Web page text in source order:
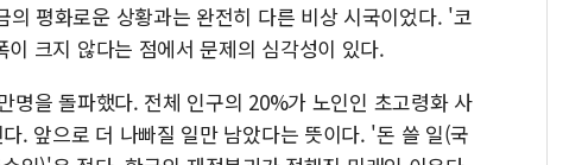
평화로운 상황과는 완전히 다른 비상 시국이었다. '코
크지 않다는 점에서 문제의 심각성이 있다.
명을 돌파했다. 전체 인구의 20%가 노인인 초고령화 사
. 앞으로 더 나빠질 일만 남았다는 뜻이다. '돈 쓸 일(국